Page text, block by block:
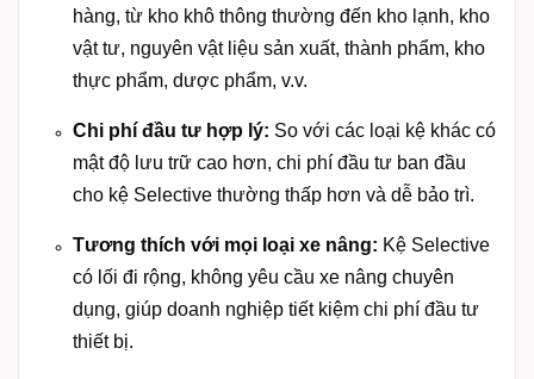
hàng, từ kho khô thông thường đến kho lạnh, kho
vật tư, nguyên vật liệu sản xuất, thành phẩm, kho
thực phẩm, dược phẩm, v.v.
Chi phí đầu tư hợp lý: So với các loại kệ khác có
mật độ lưu trữ cao hơn, chi phí đầu tư ban đầu
cho kệ Selective thường thấp hơn và dễ bảo trì.
Tương thích với mọi loại xe nâng: Kệ Selective
có lối đi rộng, không yêu cầu xe nâng chuyên
dụng, giúp doanh nghiệp tiết kiệm chi phí đầu tư
thiết bị.